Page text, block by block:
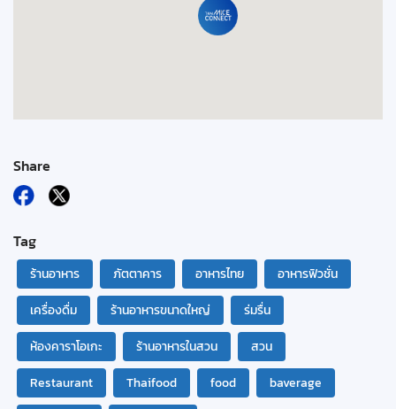
Share
Tag
ร้านอาหาร ภัตตาคาร อาหารไทย
อาหารฟิวชั่น
เครื่องดื่ม
ร้านอาหารขนาดใหญ่
ร่มรื่น
ห้องคาราโอเกะ
ร้านอาหารในสวน
สวน
Restaurant
Thaifood food
baverage